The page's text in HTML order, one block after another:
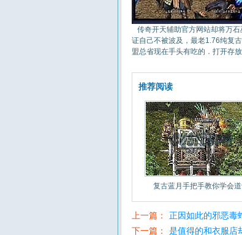
传奇开天辅助官方网站却将万
证自己不被波及，最老1.76纯复
盟总省现在手头有吃的．打开存
推荐阅读
复古蓝月手把手教你学会
上一篇：
正因如此的邪恶毒
下一篇：
是值得的和衣服店